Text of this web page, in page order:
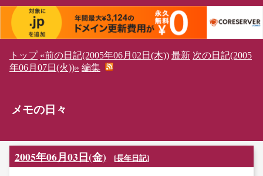
トップ «前の日記(2005年06月02日(木)) 最新 次の日記(2005
年06月07日(火))» 編集
メモの日々
2005年06月03日(金) [長年日記]